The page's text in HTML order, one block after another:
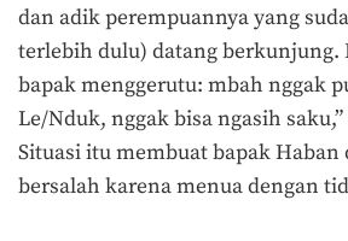
dan adik perempuannya yang
terlebih dulu) datang berkunjung.
bapak menggerutu: mbah nggak
Le/Nduk, nggak bisa ngasih
Situasi itu membuat bapak
bersalah karena menua dengan